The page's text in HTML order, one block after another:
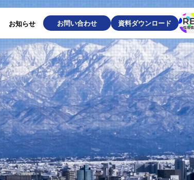
お知らせ お問い合わせ 資料ダウンロード